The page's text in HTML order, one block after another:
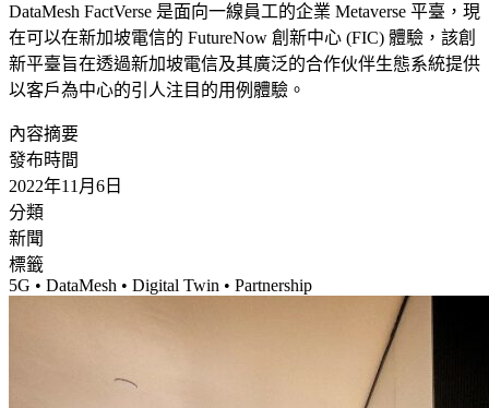
DataMesh FactVerse 是面向一線員工的企業 Metaverse 平臺，現
在可以在新加坡電信的 FutureNow 創新中心 (FIC) 體驗，該創
新平臺旨在透過新加坡電信及其廣泛的合作伙伴生態系統提供
以客戶為中心的引人注目的用例體驗。
內容摘要
發布時間
2022年11月6日
分類
新聞
標籤
5G • DataMesh • Digital Twin • Partnership